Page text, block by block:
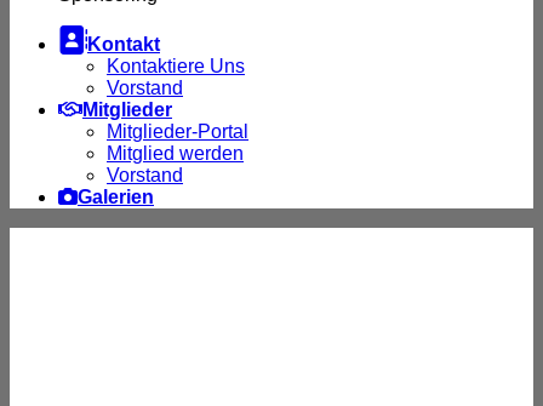
Kontakt
Kontaktiere Uns
Vorstand
Mitglieder
Mitglieder-Portal
Mitglied werden
Vorstand
Galerien